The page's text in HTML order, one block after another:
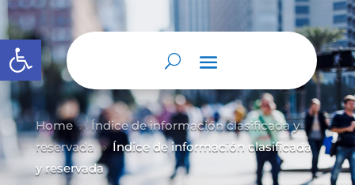
Abrir barra de herramientas
Home 9 Índice de información clasificada y
reservada 9 Índice de información clasificada
y reservada